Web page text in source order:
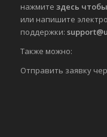
нажмите здесь
или напишите
поддержки:
Также можно:
Отправить заявку